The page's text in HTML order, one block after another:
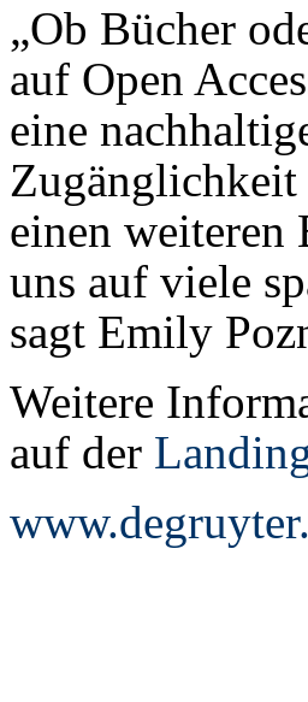
„Ob Bücher
auf Open
eine
Zugänglichkeit
einen weiteren
uns auf viele
sagt Emily
Weitere
auf der